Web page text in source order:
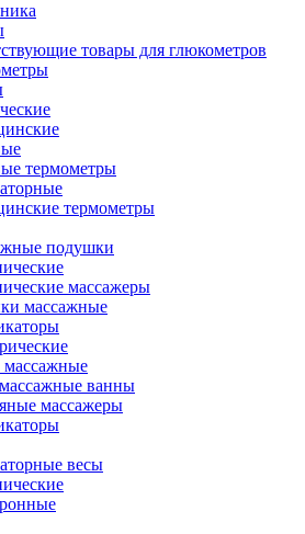
товары для глюкометров
термометры
термометры
подушки
массажеры
массажные
массажные
ванны
массажеры
весы